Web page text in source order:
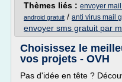
Thèmes liés : envoyer
android gratuit / anti virus mail
envoyer sms gratuit par
Choisissez le
vos projets - OVH
Pas d'idée en tête ?